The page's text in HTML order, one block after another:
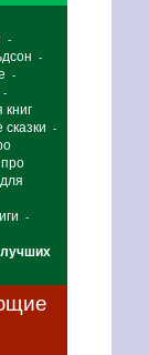
-
-
-
-
книг
сказки -
про
-